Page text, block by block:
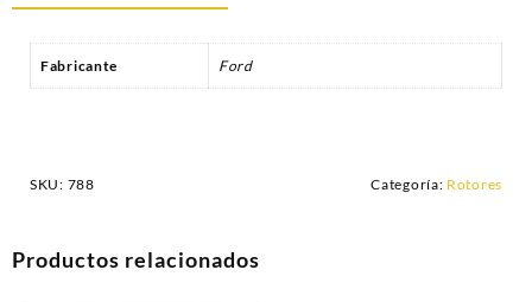
Fabricante Ford
SKU: 788 Categoría: Rotores
Productos relacionados